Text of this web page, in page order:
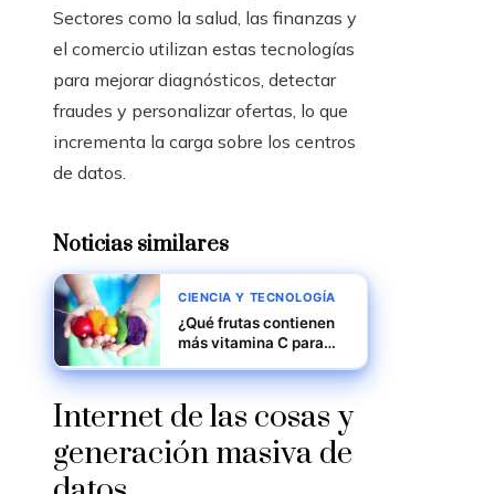
Sectores como la salud, las finanzas y
el comercio utilizan estas tecnologías
para mejorar diagnósticos, detectar
fraudes y personalizar ofertas, lo que
incrementa la carga sobre los centros
de datos.
Noticias similares
CIENCIA Y TECNOLOGÍA
¿Qué frutas contienen
más vitamina C para
inmunológico?
Internet de las cosas y
generación masiva de